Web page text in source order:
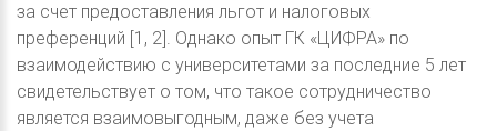
за счет предоставления льгот и налоговых
преференций [1, 2]. Однако опыт ГК «ЦИФРА» по
взаимодействию с университетами за последние 5 лет
свидетельствует о том, что такое сотрудничество
является взаимовыгодным, даже без учета